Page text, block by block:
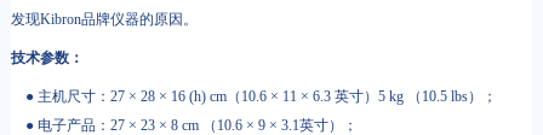
发现Kibron品牌仪器的原因。
技术参数：
● 主机尺寸：27 × 28 × 16 (h) cm（10.6 × 11 × 6.3 英寸）5 kg （10.5 lbs）；
● 电子产品：27 × 23 × 8 cm （10.6 × 9 × 3.1英寸）；